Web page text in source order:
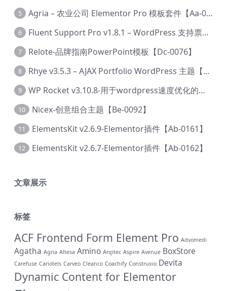
5 Agria – 农业公司 Elementor Pro 模板套件【Aa-0003】
6 Fluent Support Pro v1.8.1 – WordPress 支持票务系统【Cc-0041】
7 Relote-品牌指南PowerPoint模板【Dc-0076】
8 Rhye v3.5.3 – AJAX Portfolio WordPress 主题【Bi-0049】
9 WP Rocket v3.10.8-用于wordpress速度优化的缓存加速插件【Cd-0019】
10 Nicex-创意组合主题【Be-0092】
11 ElementsKit v2.6.9-Elementor插件【Ab-0161】
12 ElementsKit v2.6.7-Elementor插件【Ab-0162】
文章展示
标签
ACF Frontend Form Element Pro Advomedi
Agatha Agria Altesa Amino Arqitec Aspire Avenue BoxStore
Carefuse Cariotels Carveo Cleanco Coachify Construxio Devita
Dynamic Content for Elementor